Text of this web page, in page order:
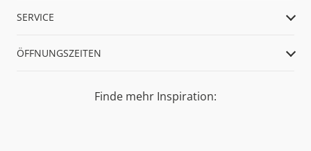
SERVICE
ÖFFNUNGSZEITEN
Finde mehr Inspiration: